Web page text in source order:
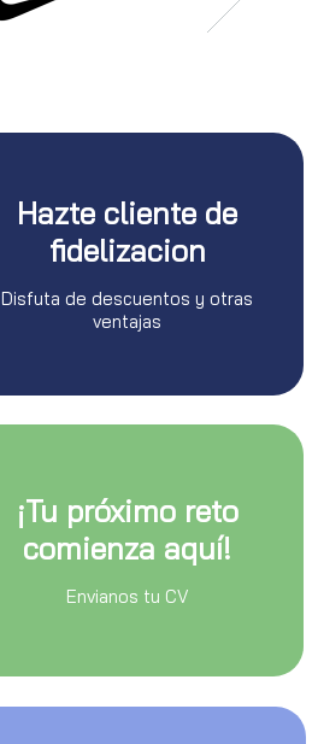
Hazte cliente de
fidelizacion
Disfuta de descuentos y otras
ventajas
¡Tu próximo reto
comienza aquí!
Envianos tu CV